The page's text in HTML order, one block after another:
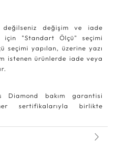
değilseniz değişim ve iade
için "Standart Ölçü" seçimi
seçimi yapılan, üzerine yazı
istenen ürünlerde iade veya
Diamond bakım garantisi
sertifikalarıyla birlikte